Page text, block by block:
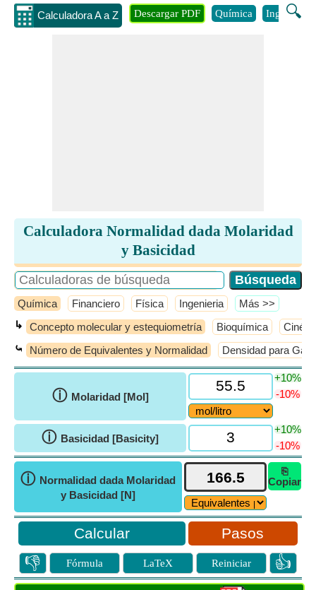
Calculadora A a Z 🔍
Descargar PDF Química Ingenieria
Calculadora Normalidad dada Molaridad
y Basicidad
Química Financiero Física Ingenieria ​Más >>
↳ Concepto molecular y estequiometría Bioquímica
⤿ Número de Equivalentes y Normalidad Densidad para
ⓘ Molaridad [Mol]
+10%
-10%
ⓘ Basicidad [Basicity]
+10%
-10%
ⓘ Normalidad dada Molaridad
y Basicidad [N]
⎘
Copiar
Pasos
👎 Fórmula LaTeX Reiniciar 👍